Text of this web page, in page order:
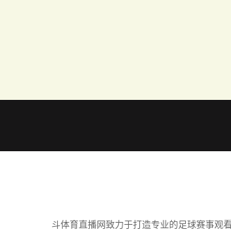
斗体育直播网致力于打造专业的足球赛事观